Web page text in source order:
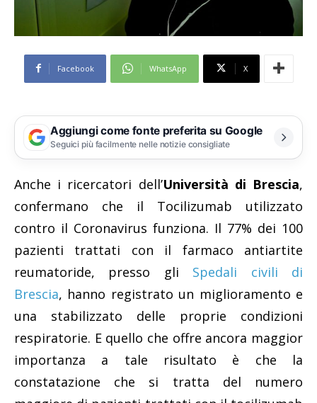
Facebook WhatsApp X
Aggiungi come fonte preferita su Google
Seguici più facilmente nelle notizie consigliate
Anche i ricercatori dell’Università di Brescia,
confermano che il Tocilizumab utilizzato
contro il Coronavirus funziona. Il 77% dei 100
pazienti trattati con il farmaco antiartite
reumatoride, presso gli Spedali civili di
Brescia, hanno registrato un miglioramento e
una stabilizzato delle proprie condizioni
respiratorie. E quello che offre ancora maggior
importanza a tale risultato è che la
constatazione che si tratta del numero